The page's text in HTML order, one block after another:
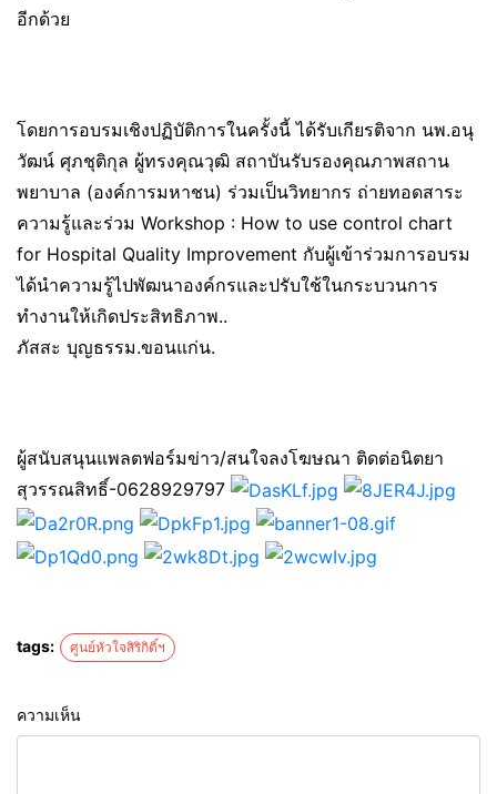
อีกด้วย
โดยการอบรมเชิงปฏิบัติการในครั้งนี้ ได้รับเกียรติจาก นพ.อนุ
วัฒน์ ศุภชุติกุล ผู้ทรงคุณวุฒิ สถาบันรับรองคุณภาพสถาน
พยาบาล (องค์การมหาชน) ร่วมเป็นวิทยากร ถ่ายทอดสาระ
ความรู้และร่วม Workshop : How to use control chart
for Hospital Quality Improvement กับผู้เข้าร่วมการอบรม
ได้นำความรู้ไปพัฒนาองค์กรและปรับใช้ในกระบวนการ
ทำงานให้เกิดประสิทธิภาพ..
ภัสสะ บุญธรรม.ขอนแก่น.
ผู้สนับสนุนแพลตฟอร์มข่าว/สนใจลงโฆษณา ติดต่อนิตยา
สุวรรณสิทธิ์-0628929797
tags: ศูนย์หัวใจสิริกิติ์ฯ
ความเห็น